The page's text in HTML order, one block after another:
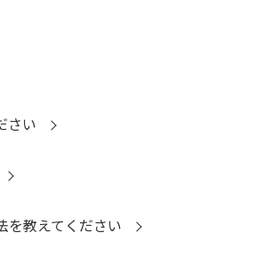
さい
を教えてください